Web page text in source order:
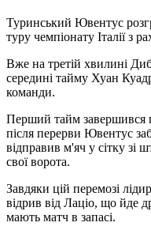
Туринський Ювентус
туру чемпіонату Італії з
Вже на третій хвилині
середині тайму Хуан
команди.
Перший тайм завершився
після перерви Ювентус
відправив м'яч у сітку зі
свої ворота.
Завдяки цій перемозі
відрив від Лаціо, що йде
мають матч в запасі.